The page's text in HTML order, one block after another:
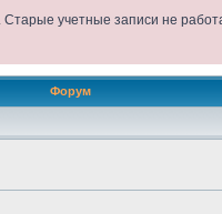
учетные записи не
Форум